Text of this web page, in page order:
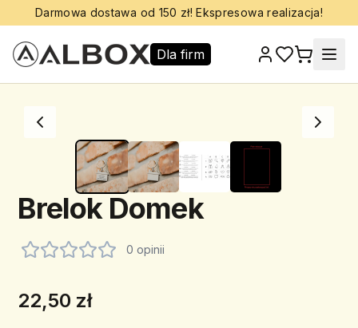
Darmowa dostawa od 150 zł! Ekspresowa realizacja!
Dla firm
Brelok Domek
0 opinii
22,50 zł